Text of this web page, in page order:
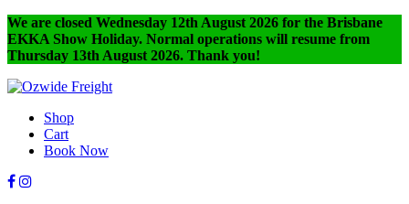
We are closed Wednesday 12th August 2026 for the Brisbane
EKKA Show Holiday. Normal operations will resume from
Thursday 13th August 2026. Thank you!
Shop
Cart
Book Now